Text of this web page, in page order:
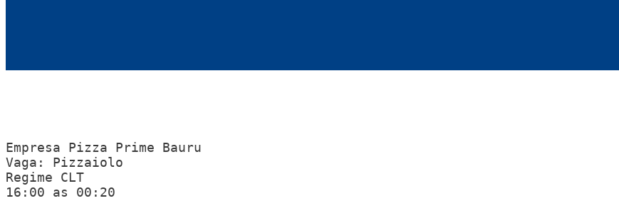
Empresa Pizza Prime Bauru
Vaga: Pizzaiolo
Regime CLT
16:00 as 00:20